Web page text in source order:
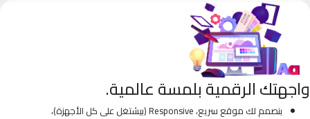
واجهتك الرقمية بلمسة عالمية.
بنصمم لك موقع سريع، Responsive (بيشتغل على كل الأجهزة)،